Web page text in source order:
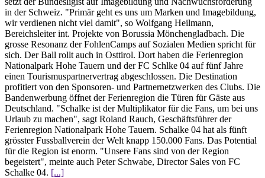
in der Schweiz. "Primär geht es uns um Marken und Imagebildung,
wir verdienen nicht viel damit", so Wolfgang Heilmann,
Bereichsleiter int. Projekte von Borussia Mönchengladbach. Die
grosse Resonanz der FohlenCamps auf Sozialen Medien spricht für
sich. Der Ball rollt auch in Osttirol. Dort haben die Ferienregion
Nationalpark Hohe Tauern und der FC Schlke 04 auf fünf Jahre
einen Tourismuspartnervertrag abgeschlossen. Die Destination
profitiert von den Sponsoren- und Partnernetzwerken des Clubs. Die
Bandenwerbung öffnet der Ferienregion die Türen für Gäste aus
Deutschland. "Schalke ist der Multiplikator für die Fans, um bei uns
Urlaub zu machen", sagt Roland Rauch, Geschäftsführer der
Ferienregion Nationalpark Hohe Tauern. Schalke 04 hat als fünft
grösster Fussballverein der Welt knapp 150.000 Fans. Das Potential
für die Region ist enorm. "Unsere Fans sind von der Region
begeistert", meinte auch Peter Schwabe, Director Sales von FC
Schalke 04. [...]